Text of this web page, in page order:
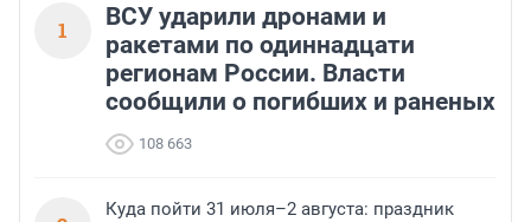
1
ВСУ ударили дронами и
ракетами по одиннадцати
регионам России. Власти
сообщили о погибших и раненых
108 663
Куда пойти 31 июля–2 августа: праздник